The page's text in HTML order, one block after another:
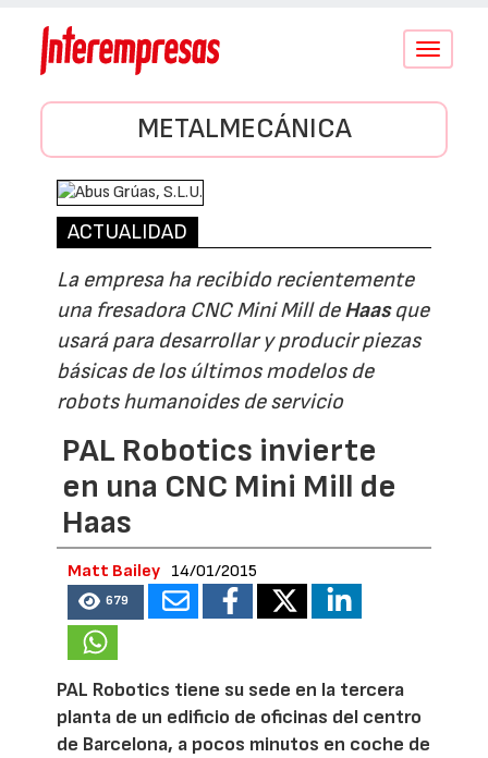
Conmutar
METALMECÁNICA
ACTUALIDAD
La empresa ha recibido recientemente
una fresadora CNC Mini Mill deHaasque
usará para desarrollar y producir piezas
básicas de los últimos modelos de
robots humanoides de servicio
PAL Robotics invierte
en una CNC Mini Mill de
Haas
Matt Bailey 14/01/2015
679
PAL Robotics tiene su sede en la tercera
planta de un edificio de oficinas del centro
de Barcelona, a pocos minutos en coche de